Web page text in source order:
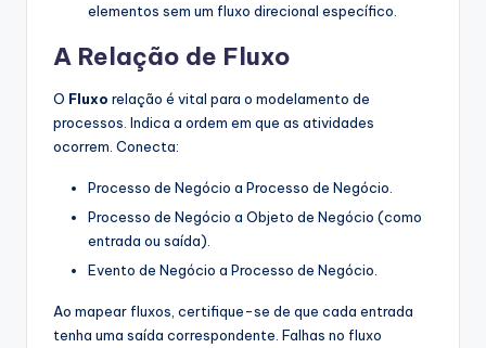
elementos sem um fluxo direcional específico.
A Relação de Fluxo
O Fluxo relação é vital para o modelamento de
processos. Indica a ordem em que as atividades
ocorrem. Conecta:
Processo de Negócio a Processo de Negócio.
Processo de Negócio a Objeto de Negócio (como
entrada ou saída).
Evento de Negócio a Processo de Negócio.
Ao mapear fluxos, certifique-se de que cada entrada
tenha uma saída correspondente. Falhas no fluxo